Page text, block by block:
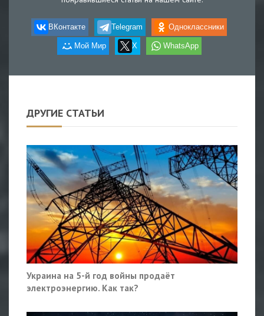
ВКонтакте Telegram Одноклассники
Мой Мир X WhatsApp
ДРУГИЕ СТАТЬИ
Украина на 5-й год войны продаёт
электроэнергию. Как так?